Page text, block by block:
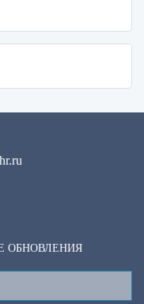
ОБНОВЛЕНИЯ